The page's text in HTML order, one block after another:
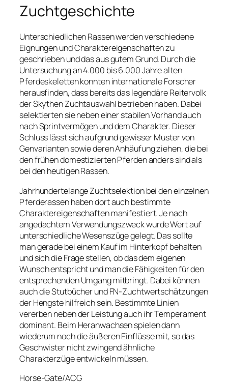
Zuchtgeschichte
Unterschiedlichen Rassen werden verschiedene
Eignungen und Charaktereigenschaften zu
geschrieben und das aus gutem Grund. Durch die
Untersuchung an 4.000 bis 6.000 Jahre alten
Pferdeskeletten konnten internationale Forscher
herausfinden, dass bereits das legendäre Reitervolk
der Skythen Zuchtauswahl betrieben haben. Dabei
selektierten sie neben einer stabilen Vorhand auch
nach Sprintvermögen und dem Charakter. Dieser
Schluss lässt sich aufgrund gewisser Muster von
Genvarianten sowie deren Anhäufung ziehen, die bei
den frühen domestizierten Pferden anders sind als
bei den heutigen Rassen.
Jahrhundertelange Zuchtselektion bei den einzelnen
Pferderassen haben dort auch bestimmte
Charaktereigenschaften manifestiert. Je nach
angedachtem Verwendungszweck wurde Wert auf
unterschiedliche Wesenszüge gelegt. Das sollte
man gerade bei einem Kauf im Hinterkopf behalten
und sich die Frage stellen, ob das dem eigenen
Wunsch entspricht und man die Fähigkeiten für den
entsprechenden Umgang mitbringt. Dabei können
auch die Stutbücher und FN-Zuchtwertschätzungen
der Hengste hilfreich sein. Bestimmte Linien
vererben neben der Leistung auch ihr Temperament
dominant. Beim Heranwachsen spielen dann
wiederum noch die äußeren Einflüsse mit, so das
Geschwister nicht zwingend ähnliche
Charakterzüge entwickeln müssen.
Horse-Gate/ACG